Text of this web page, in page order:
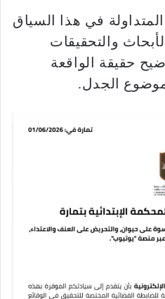
في هذا السياق
والتحقيقات
حقيقة الواقعة
موضوع الجدل.